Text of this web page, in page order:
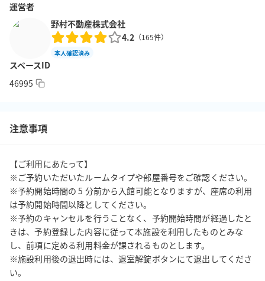
運営者
野村不動産株式会社
4.2 （165件）
本人確認済み
スペースID
46995
注意事項
【ご利用にあたって】
※ご予約いただいたルームタイプや部屋番号をご確認ください。
※予約開始時間の 5 分前から入館可能となりますが、座席の利用
は予約開始時間以降としてください。
※予約のキャンセルを行うことなく、予約開始時間が経過したと
きは、予約登録した内容に従って本施設を利用したものとみな
し、前項に定める利用料金が課されるものとします。
※施設利用後の退出時には、退室解錠ボタンにて退出してくださ
い。